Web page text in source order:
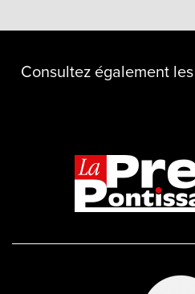
Consultez également